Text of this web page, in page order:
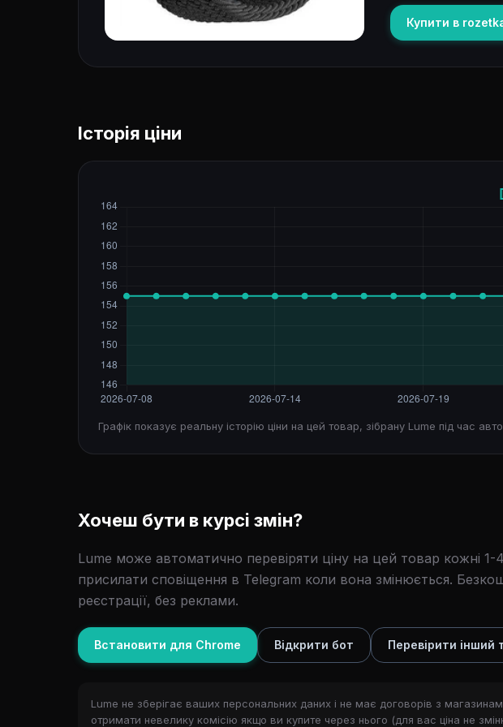
Купити в
Історія ціни
Графік показує реальну історію ціни на цей товар, зібрану Lume під час
Хочеш бути в курсі змін?
Lume може автоматично перевіряти ціну на цей товар кожні 1-
присилати сповіщення в Telegram коли вона змінюється.
реєстрації, без реклами.
Встановити для Chrome Відкрити бот Перевірити інший
Lume не зберігає ваших персональних даних і не має договорів з
отримати невелику комісію якщо ви купите через нього (для вас ціна не